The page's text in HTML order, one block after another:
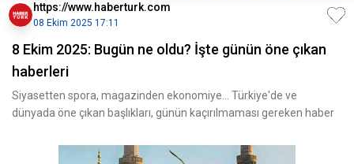
https://www.haberturk.com
08 Ekim 2025 17:11
8 Ekim 2025: Bugün ne oldu? İşte günün öne çıkan
haberleri
Siyasetten spora, magazinden ekonomiye... Türkiye'de ve
dünyada öne çıkan başlıkları, günün kaçırılmaması gereken haber